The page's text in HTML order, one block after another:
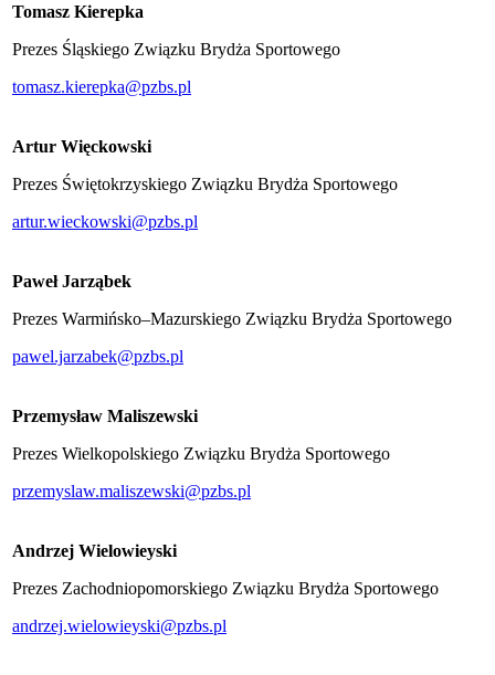
Tomasz Kierepka
Prezes Śląskiego Związku Brydża Sportowego
tomasz.kierepka@pzbs.pl
Artur Więckowski
Prezes Świętokrzyskiego Związku Brydża Sportowego
artur.wieckowski@pzbs.pl
Paweł Jarząbek
Prezes Warmińsko–Mazurskiego Związku Brydża Sportowego
pawel.jarzabek@pzbs.pl
Przemysław Maliszewski
Prezes Wielkopolskiego Związku Brydża Sportowego
przemyslaw.maliszewski@pzbs.pl
Andrzej Wielowieyski
Prezes Zachodniopomorskiego Związku Brydża Sportowego
andrzej.wielowieyski@pzbs.pl